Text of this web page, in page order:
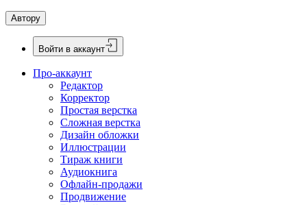
Автору
Войти в аккаунт
Про-аккаунт
Редактор
Корректор
Простая верстка
Сложная верстка
Дизайн обложки
Иллюстрации
Тираж книги
Аудиокнига
Офлайн-продажи
Продвижение